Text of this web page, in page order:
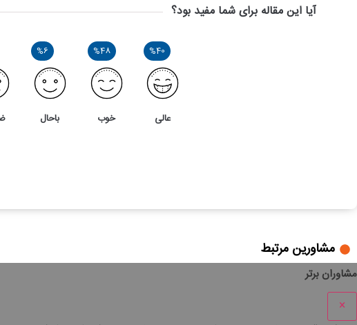
آیا این مقاله برای شما مفید بود؟
%40
عالی
%48
خوب
%6
باحال
مشاورین مرتبط
مشاوران برتر
×